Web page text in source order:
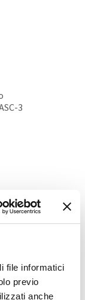
file informatici
previo
anche
3